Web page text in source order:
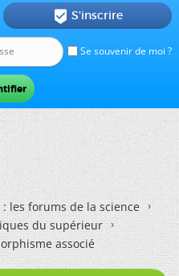
Se souvenir de moi ?
 S'inscrire
: les forums de la science
du supérieur
associé